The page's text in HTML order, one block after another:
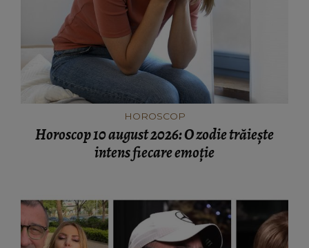
HOROSCOP
Horoscop 10 august 2026: O zodie trăiește
intens fiecare emoție